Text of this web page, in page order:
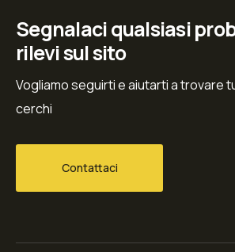
Segnalaci qualsiasi
rilevi sul sito
Vogliamo seguirti e aiutarti a trovare
cerchi
Contattaci